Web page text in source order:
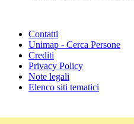
Contatti
Unimap - Cerca Persone
Crediti
Privacy Policy
Note legali
Elenco siti tematici